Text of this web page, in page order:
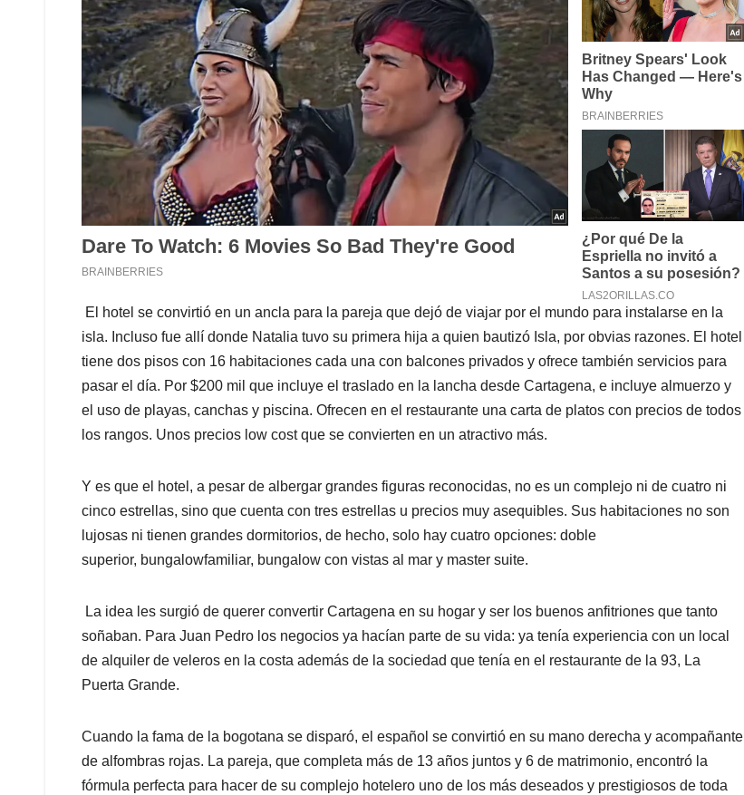
El hotel se convirtió en un ancla para la pareja que dejó de viajar por el mundo para instalarse en la
isla. Incluso fue allí donde Natalia tuvo su primera hija a quien bautizó Isla, por obvias razones. El hotel
tiene dos pisos con 16 habitaciones cada una con balcones privados y ofrece también servicios para
pasar el día. Por $200 mil que incluye el traslado en la lancha desde Cartagena, e incluye almuerzo y
el uso de playas, canchas y piscina. Ofrecen en el restaurante una carta de platos con precios de todos
los rangos. Unos precios low costque se convierten en un atractivo más.
Y es que el hotel, a pesar de albergar grandes figuras reconocidas, no es un complejo ni de cuatro ni
cinco estrellas, sino que cuenta con tres estrellas u precios muy asequibles. Sus habitaciones no son
lujosas ni tienen grandes dormitorios, de hecho, solo hay cuatro opciones: doble
superior, bungalowfamiliar, bungalow con vistas al mar y master suite.
La idea les surgió de querer convertir Cartagena en su hogar y ser los buenos anfitriones que tanto
soñaban. Para Juan Pedro los negocios ya hacían parte de su vida: ya tenía experiencia con un local
de alquiler de veleros en la costa además de la sociedad que tenía en el restaurante de la 93, La
Puerta Grande.
Cuando la fama de la bogotana se disparó, el español se convirtió en su mano derecha y acompañante
de alfombras rojas. La pareja, que completa más de 13 años juntos y 6 de matrimonio, encontró la
fórmula perfecta para hacer de su complejo hotelero uno de los más deseados y prestigiosos de toda